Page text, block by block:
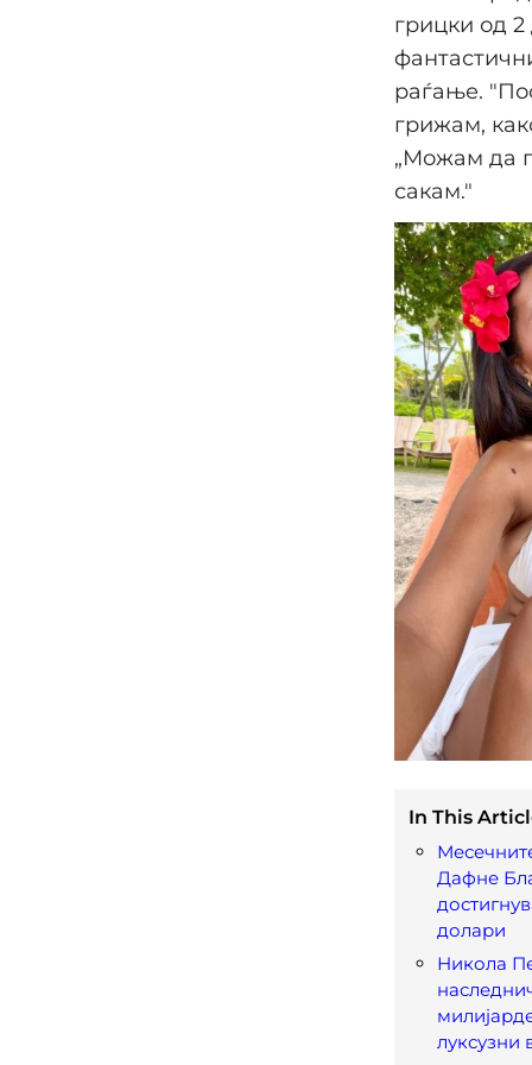
грицки од
раѓање.
грижам,
„Можам да
сакам."
In This
Дафне
долари
Николa
луксузни